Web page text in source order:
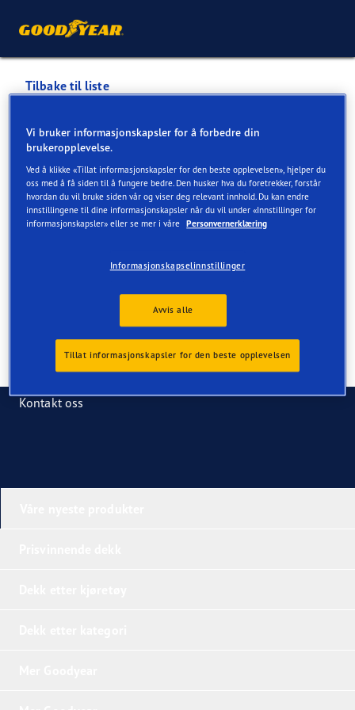
Tilbake til liste
DEKK OG DELER AS ASKØY
Servicer tilgjengelig på nett og verksted
Kontaktinformasjon Dekk Servicer
Kontakt oss
Vi bruker informasjonskapsler for å forbedre din
brukeropplevelse.
Ved å klikke «Tillat informasjonskapsler for den beste opplevelsen», hjelper du
oss med å få siden til å fungere bedre. Den husker hva du foretrekker, forstår
hvordan du vil bruke siden vår og viser deg relevant innhold. Du kan endre
innstillingene til dine informasjonskapsler når du vil under «Innstillinger for
informasjonskapsler» eller se mer i våre Personvernerklæring
Informasjonskapselinnstillinger
Avvis alle
Tillat informasjonskapsler for den beste opplevelsen